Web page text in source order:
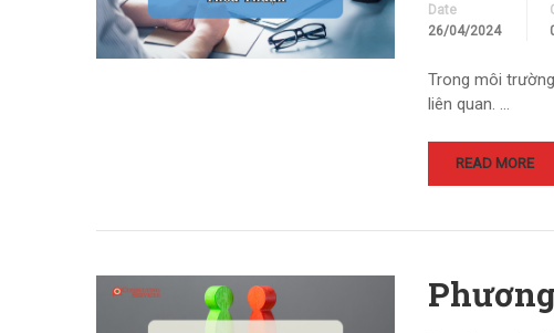
Date
26/04/2024
Trong môi
liên quan. …
READ MORE